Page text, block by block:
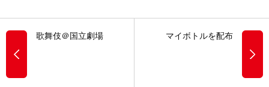
歌舞伎＠国立劇場 マイボトルを配布